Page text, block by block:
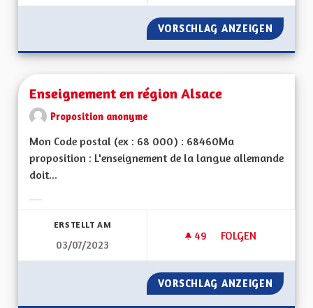
VORSCHLAG ANZEIGEN
Enseignement en région Alsace
Proposition anonyme
Mon Code postal (ex : 68 000) : 68460Ma
proposition : L'enseignement de la langue allemande
doit...
ERSTELLT AM
03/07/2023
49 49 FOLLOWER
FOLGEN
ENSEIGNEMENT
VORSCHLAG ANZEIGEN